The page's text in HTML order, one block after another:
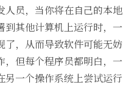
人员，当你将在自己的本地
到其他计算机上运行时，一
了，从而导致软件可能无妨
，但每个程序员都明白，一
另一个操作系统上尝试运行